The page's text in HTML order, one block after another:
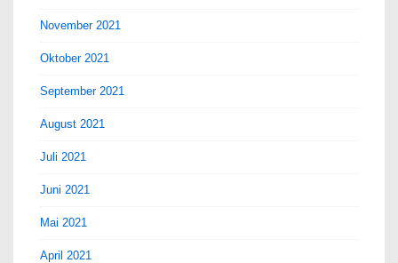
November 2021
Oktober 2021
September 2021
August 2021
Juli 2021
Juni 2021
Mai 2021
April 2021